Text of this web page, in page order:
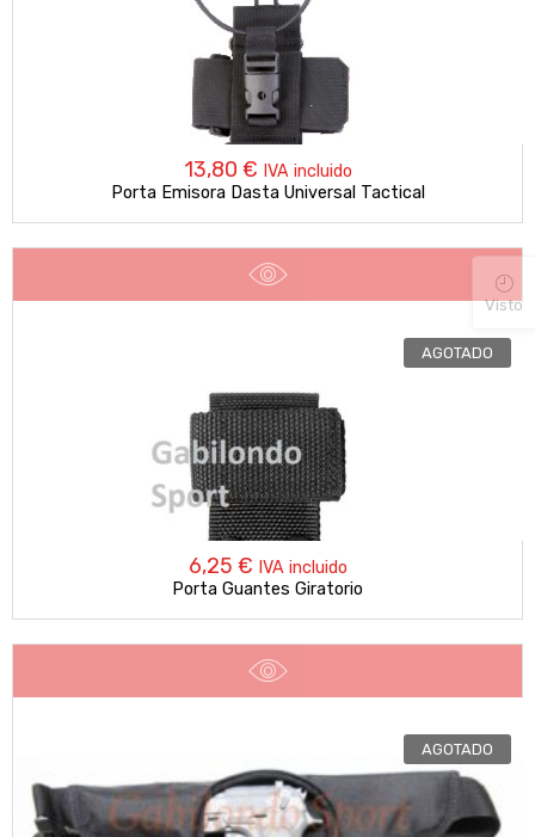
13,80 € IVA incluido
Porta Emisora Dasta Universal Tactical
AGOTADO
6,25 € IVA incluido
Porta Guantes Giratorio
AGOTADO
Visto